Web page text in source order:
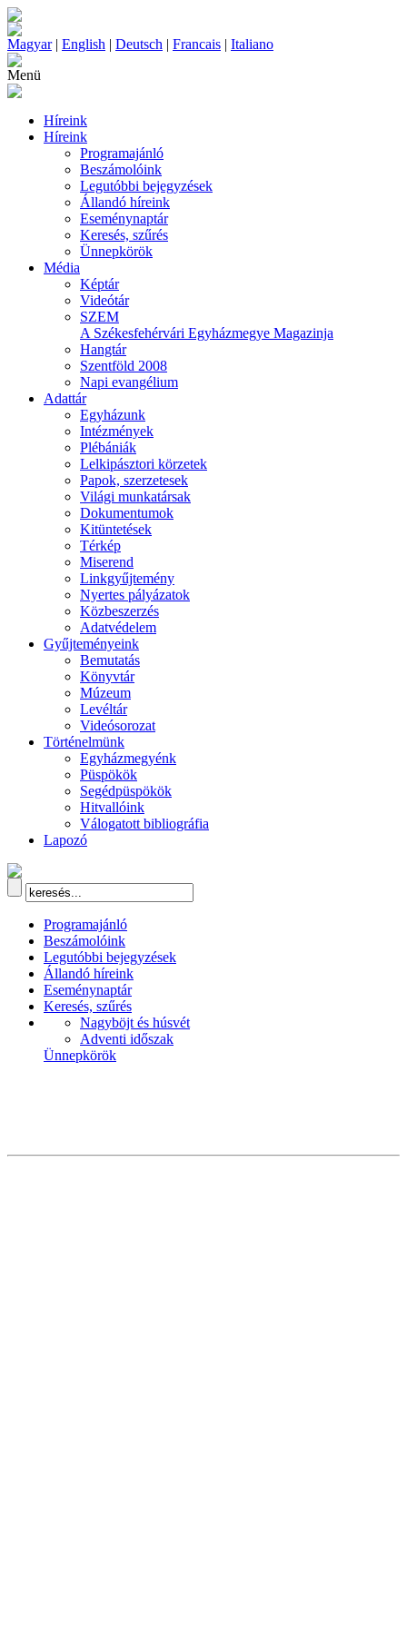
Magyar| English | Deutsch | Francais | Italiano
Menü
Híreink
Híreink
Programajánló
Beszámolóink
Legutóbbi bejegyzések
Állandó híreink
Eseménynaptár
Keresés, szűrés
Ünnepkörök
Média
Képtár
Videótár
SZEM
A Székesfehérvári Egyházmegye Magazinja
Hangtár
Szentföld 2008
Napi evangélium
Adattár
Egyházunk
Intézmények
Plébániák
Lelkipásztori körzetek
Papok, szerzetesek
Világi munkatársak
Dokumentumok
Kitüntetések
Térkép
Miserend
Linkgyűjtemény
Nyertes pályázatok
Közbeszerzés
Adatvédelem
Gyűjteményeink
Bemutatás
Könyvtár
Múzeum
Levéltár
Videósorozat
Történelmünk
Egyházmegyénk
Püspökök
Segédpüspökök
Hitvallóink
Válogatott bibliográfia
Lapozó
Programajánló
Beszámolóink
Legutóbbi bejegyzések
Állandó híreink
Eseménynaptár
Keresés, szűrés
Nagyböjt és húsvét
Adventi időszak
Ünnepkörök